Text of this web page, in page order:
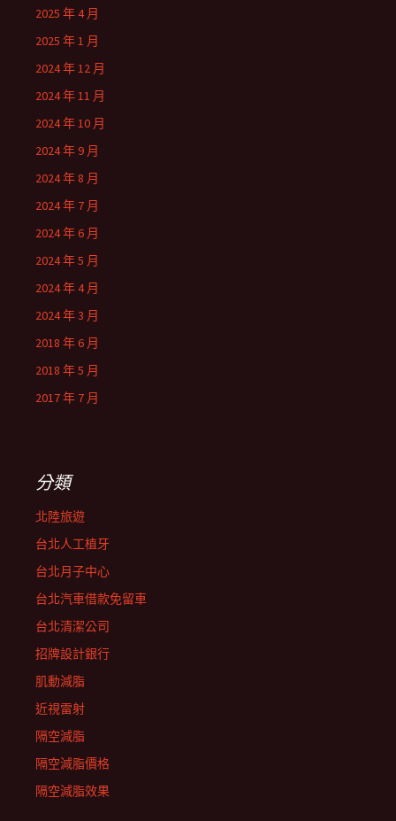
2025 年 4 月
2025 年 1 月
2024 年 12 月
2024 年 11 月
2024 年 10 月
2024 年 9 月
2024 年 8 月
2024 年 7 月
2024 年 6 月
2024 年 5 月
2024 年 4 月
2024 年 3 月
2018 年 6 月
2018 年 5 月
2017 年 7 月
分類
北陸旅遊
台北人工植牙
台北月子中心
台北汽車借款免留車
台北清潔公司
招牌設計銀行
肌動減脂
近視雷射
隔空減脂
隔空減脂價格
隔空減脂效果